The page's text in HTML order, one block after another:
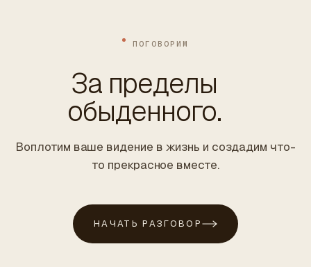
ПОГОВОРИМ
За пределы
обыденного.
Воплотим ваше видение в жизнь и создадим что-
то прекрасное вместе.
НАЧАТЬ РАЗГОВОР